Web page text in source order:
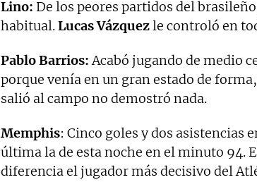
Lino: De los peores partidos del
habitual.Lucas Vázquezle controló en
Pablo Barrios:Acabó jugando de medio
porque venía en un gran estado de
salió al campo no demostró nada.
Memphis: Cinco goles y dos asistencias
última la de esta noche en el minuto 94.
diferencia el jugador más decisivo del